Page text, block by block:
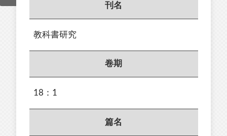
刊名
教科書研究
卷期
18：1
篇名